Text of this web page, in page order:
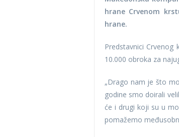
hrane Crvenom
hrane.
Predstavnici
10.000 obroka za
„Drago nam je što
godine smo doirali
će i drugi koji su u
pomažemo